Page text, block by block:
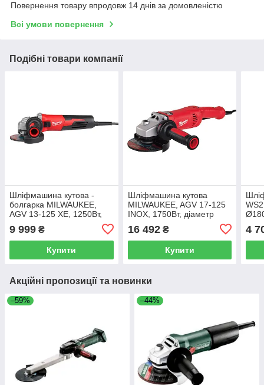
Повернення товару впродовж 14 днів за домовленістю
Всі умови повернення
Подібні товари компанії
Шліфмашина кутова -
болгарка MILWAUKEE,
AGV 13-125 XE, 1250Вт,
11500 об/хв) (захисний
кожух, опорна та затис
9 999 ₴
Купити
Шліфмашина кутова
MILWAUKEE, AGV 17-125
INOX, 1750Вт, діаметр
125мм (2000-7600 об/хв)
(захисний кожух,
антивібраційна рукоять, о
16 492₴
Купити
4
Акційні пропозиції та новинки
–59% –44%